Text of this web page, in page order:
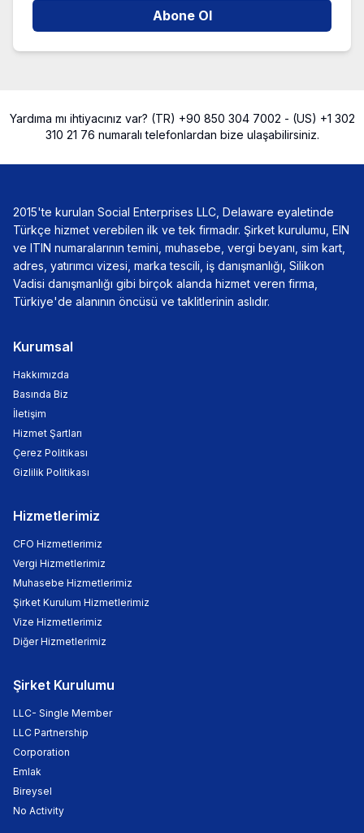
Abone Ol
Yardıma mı ihtiyacınız var? (TR) +90 850 304 7002 - (US) +1 302
310 21 76 numaralı telefonlardan bize ulaşabilirsiniz.
2015'te kurulan Social Enterprises LLC, Delaware eyaletinde
Türkçe hizmet verebilen ilk ve tek firmadır. Şirket kurulumu, EIN
ve ITIN numaralarının temini, muhasebe, vergi beyanı, sim kart,
adres, yatırımcı vizesi, marka tescili, iş danışmanlığı, Silikon
Vadisi danışmanlığı gibi birçok alanda hizmet veren firma,
Türkiye'de alanının öncüsü ve taklitlerinin aslıdır.
Kurumsal
Hakkımızda
Basında Biz
İletişim
Hizmet Şartları
Çerez Politikası
Gizlilik Politikası
Hizmetlerimiz
CFO Hizmetlerimiz
Vergi Hizmetlerimiz
Muhasebe Hizmetlerimiz
Şirket Kurulum Hizmetlerimiz
Vize Hizmetlerimiz
Diğer Hizmetlerimiz
Şirket Kurulumu
LLC- Single Member
LLC Partnership
Corporation
Emlak
Bireysel
No Activity